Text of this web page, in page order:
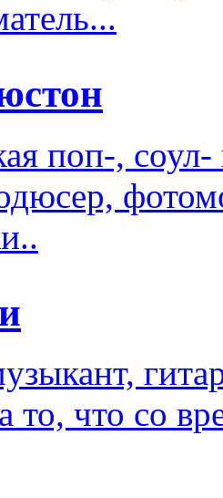
поп-,
то, что со